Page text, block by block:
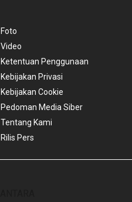
Foto
Video
Ketentuan Penggunaan
Kebijakan Privasi
Kebijakan Cookie
Pedoman Media Siber
Tentang Kami
Rilis Pers